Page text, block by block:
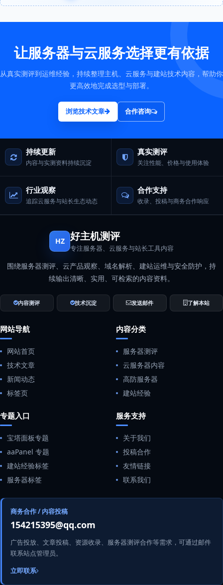
让服务器与云服务选择更有依据
从真实测评到运维经验，持续整理主机、云服务与建站技术内容，帮助你
更高效地完成选型与部署。
浏览技术文章 合作咨询
持续更新
内容与实测资料持续沉淀
真实测评
关注性能、价格与使用体验
行业观察
追踪云服务与站长生态动态
合作支持
收录、投稿与商务合作响应
HZ 好主机测评
专注服务器、云服务与站长工具内容
围绕服务器测评、云产品观察、域名解析、建站运维与安全防护，持
续输出清晰、实用、可检索的内容资料。
内容测评 技术沉淀 发送邮件 了解本站
网站导航
网站首页
技术文章
新闻动态
标签页
内容分类
服务器测评
云服务器内容
高防服务器
建站经验
专题入口
宝塔面板专题
aaPanel 专题
建站经验标签
服务器标签
服务支持
关于我们
投稿合作
友情链接
联系我们
商务合作 / 内容投稿
154215395@qq.com
广告投放、文章投稿、资源收录、服务器测评合作等需求，可通过邮件
联系站点管理员。
立即联系